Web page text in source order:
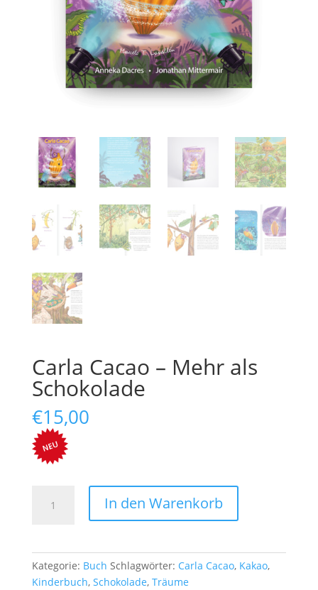
Carla Cacao – Mehr als
Schokolade
€15,00
Cacao
Schokolade
In den Warenkorb
Kategorie: Buch Schlagwörter: Carla Cacao, Kakao,
Kinderbuch, Schokolade, Träume